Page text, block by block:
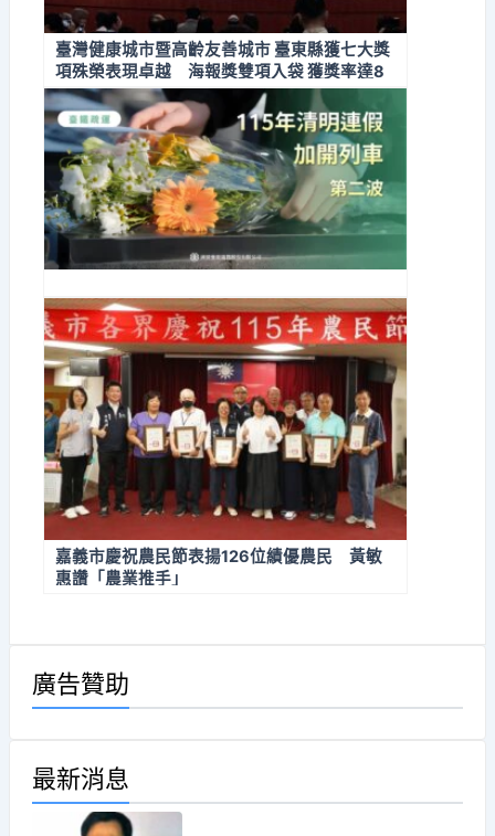
臺灣健康城市暨高齡友善城市 臺東縣獲七大獎
項殊榮表現卓越 海報獎雙項入袋 獲獎率達8
7.5%
嘉義市慶祝農民節表揚126位績優農民 黃敏
惠讚「農業推手」
廣告贊助
最新消息